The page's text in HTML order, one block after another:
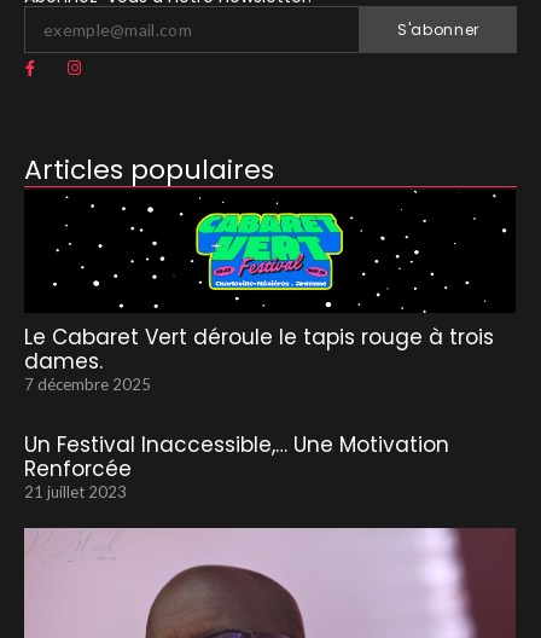
S'abonner
Articles populaires
Le Cabaret Vert déroule le tapis rouge à trois
dames.
7 décembre 2025
Un Festival Inaccessible,… Une Motivation
Renforcée
21 juillet 2023